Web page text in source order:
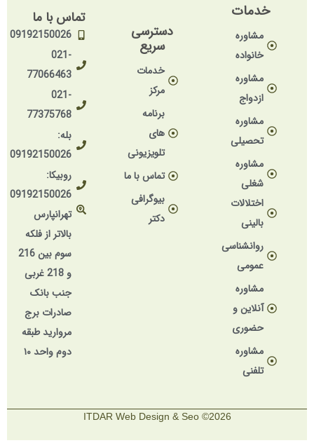
خدمات
مشاوره
خانواده
مشاوره
ازدواج
مشاوره
تحصیلی
مشاوره
شغلی
اختلالات
بالینی
روانشناسی
عمومی
مشاوره
آنلاین و
حضوری
مشاوره
تلفنی
دسترسی
سریع
خدمات
مرکز
های
تلویزیونی
تماس با ما
بیوگرافی
دکتر
تماس با ما
09192150026
77066463
77375768
09192150026
روبیکا:
09192150026
تهرانپارس
بالاتر از فلکه
سوم بین 216
و 218 غربی
جنب بانک
صادرات برج
مروارید طبقه
دوم واحد ۱۰